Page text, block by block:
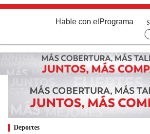
Hable con el Programa
Deportes